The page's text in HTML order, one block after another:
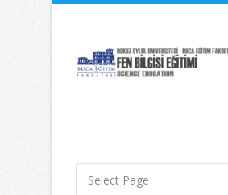
Navigasyona